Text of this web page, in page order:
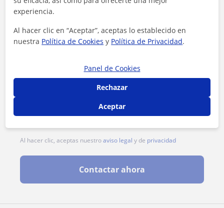
Al hacer clic, aceptas nuestroaviso legal y de privacidad
Contactar ahora
experiencia.
Al hacer clic en “Aceptar”, aceptas lo establecido en
nuestra Política de Cookies y Política de Privacidad.
Panel de Cookies
Rechazar
Aceptar